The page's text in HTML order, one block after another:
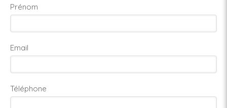
Prénom
Email
Téléphone